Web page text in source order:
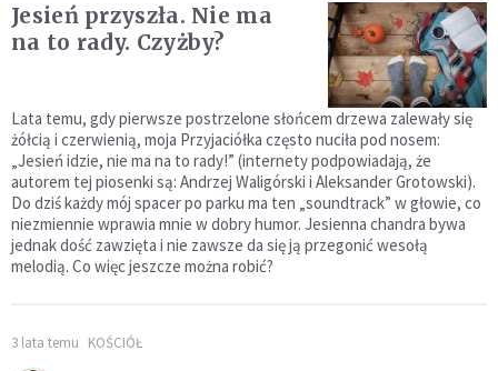
Jesień przyszła. Nie ma
na to rady. Czyżby?
Lata temu, gdy pierwsze postrzelone słońcem drzewa zalewały się
żółcią i czerwienią, moja Przyjaciółka często nuciła pod nosem:
„Jesień idzie, nie ma na to rady!” (internety podpowiadają, że
autorem tej piosenki są: Andrzej Waligórski i Aleksander Grotowski).
Do dziś każdy mój spacer po parku ma ten „soundtrack” w głowie, co
niezmiennie wprawia mnie w dobry humor. Jesienna chandra bywa
jednak dość zawzięta i nie zawsze da się ją przegonić wesołą
melodią. Co więc jeszcze można robić?
3 lata temu KOŚCIÓŁ